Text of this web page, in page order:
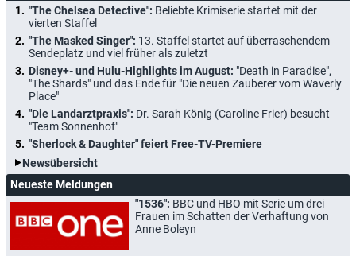
"The Chelsea Detective": Beliebte Krimiserie startet mit der
vierten Staffel
"The Masked Singer": 13. Staffel startet auf überraschendem
Sendeplatz und viel früher als zuletzt
Disney+- und Hulu-Highlights im August: "Death in Paradise",
"The Shards" und das Ende für "Die neuen Zauberer vom Waverly
Place"
"Die Landarztpraxis": Dr. Sarah König (Caroline Frier) besucht
"Team Sonnenhof"
"Sherlock & Daughter" feiert Free-TV-Premiere
Newsübersicht
Neueste Meldungen
"1536": BBC und HBO mit Serie um drei
Frauen im Schatten der Verhaftung von
Anne Boleyn